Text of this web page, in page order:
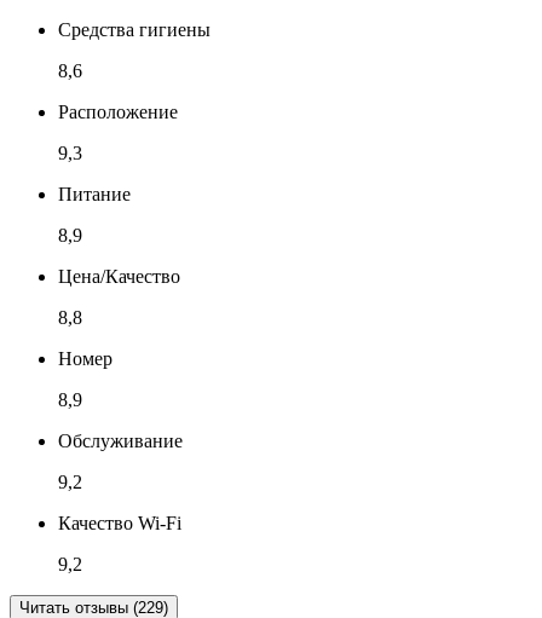
Средства гигиены
8,6
Расположение
9,3
Питание
8,9
Цена/Качество
8,8
Номер
8,9
Обслуживание
9,2
Качество Wi-Fi
9,2
Читать отзывы (229)